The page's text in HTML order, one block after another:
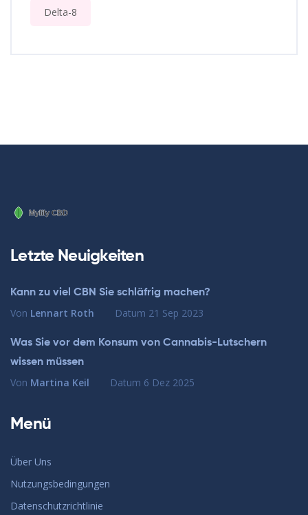
Delta-8
Letzte Neuigkeiten
Kann zu viel CBN Sie schläfrig machen?
Von Lennart Roth Datum 21 Sep 2023
Was Sie vor dem Konsum von Cannabis-Lutschern
wissen müssen
Von Martina Keil Datum 6 Dez 2025
Menü
Über Uns
Nutzungsbedingungen
Datenschutzrichtlinie